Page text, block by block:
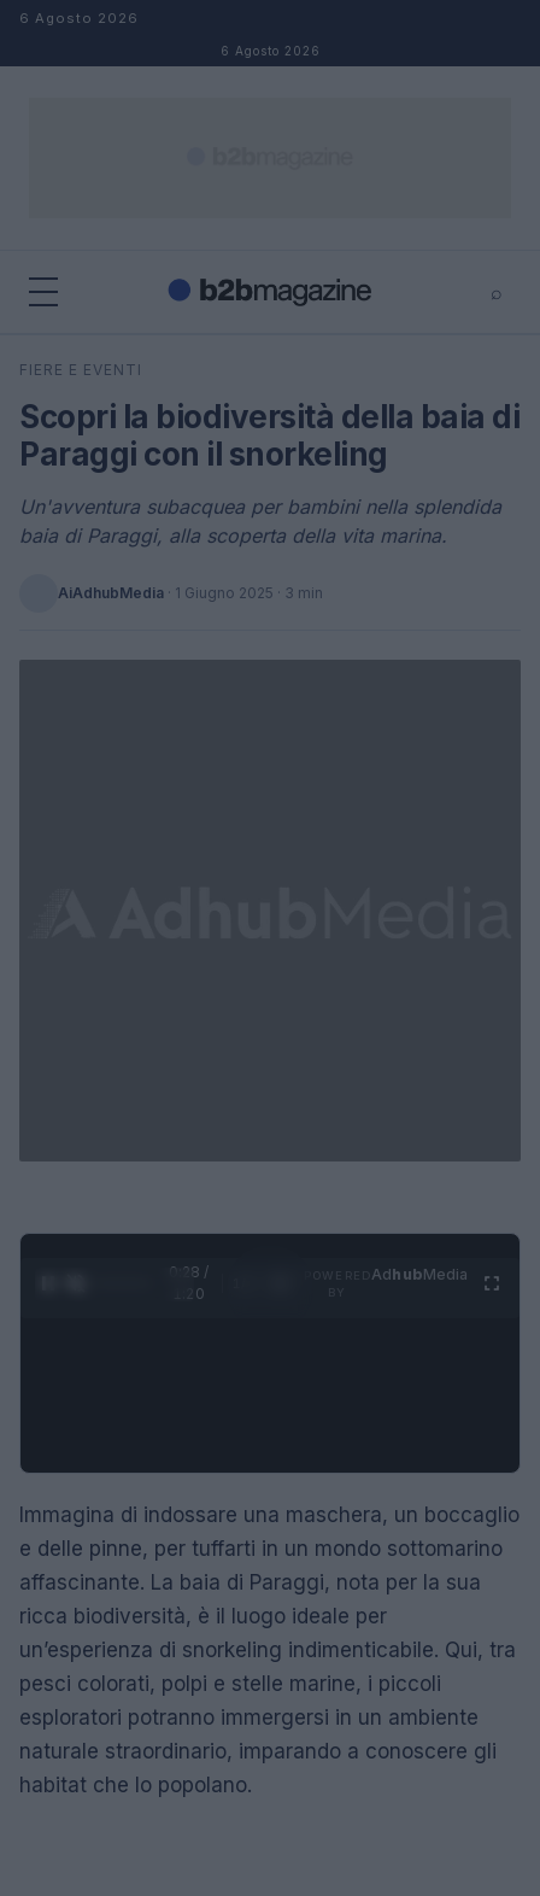
Salta al contenuto
6 Agosto 2026
6 Agosto 2026
⌕
Cerca
FIERE E EVENTI
Scopri la biodiversità della baia di
Paraggi con il snorkeling
Un'avventura subacquea per bambini nella splendida
baia di Paraggi, alla scoperta della vita marina.
AiAdhubMedia · 1 Giugno 2025 · 3 min
0:28 /
1:20
AdhubMedia
Immagina di indossare una maschera, un boccaglio
e delle pinne, per tuffarti in un mondo sottomarino
affascinante. La baia di Paraggi, nota per la sua
ricca biodiversità, è il luogo ideale per
un’esperienza di snorkeling indimenticabile. Qui, tra
pesci colorati, polpi e stelle marine, i piccoli
esploratori potranno immergersi in un ambiente
naturale straordinario, imparando a conoscere gli
habitat che lo popolano.